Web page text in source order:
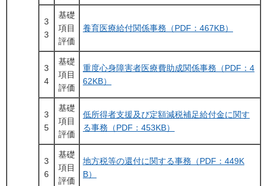
3
3
基礎
項目
評価
養育医療給付関係事務（PDF：467KB）
3
4
基礎
項目
評価
重度心身障害者医療費助成関係事務（PDF：4
62KB）
3
5
基礎
項目
評価
低所得者支援及び定額減税補足給付金に関す
る事務（PDF：453KB）
3
6
基礎
項目
評価
地方税等の還付に関する事務（PDF：449K
B）